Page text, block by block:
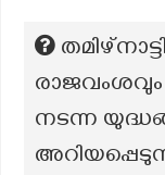
രാജവംശവും
നടന്ന